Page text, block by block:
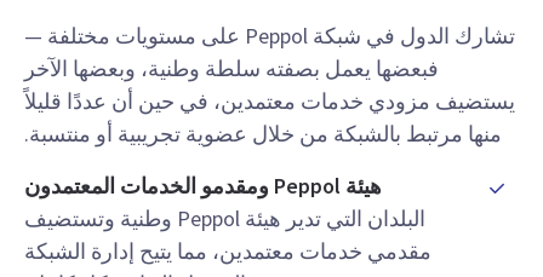
تشارك الدول في شبكة Peppol على مستويات مختلفة —
فبعضها يعمل بصفته سلطة وطنية، وبعضها الآخر
يستضيف مزودي خدمات معتمدين، في حين أن عددًا قليلاً
منها مرتبط بالشبكة من خلال عضوية تجريبية أو منتسبة.
هيئة Peppol ومقدمو الخدمات المعتمدون
البلدان التي تدير هيئة Peppol وطنية وتستضيف
مقدمي خدمات معتمدين، مما يتيح إدارة الشبكة